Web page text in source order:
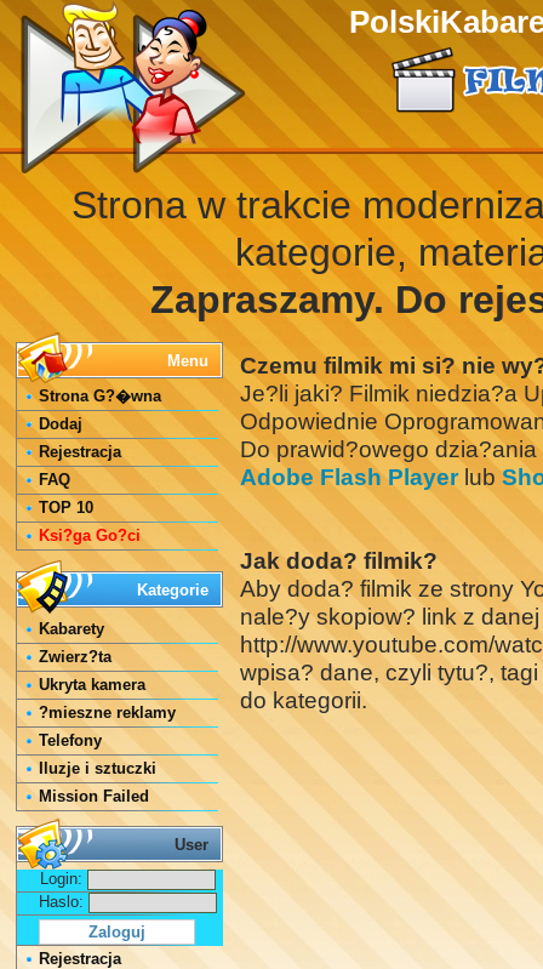
Strona w trakcie
kategorie,
Zapraszamy. Do
Menu
Strona G?�wna
Dodaj
Rejestracja
FAQ
TOP 10
Ksi?ga Go?ci
Kategorie
Kabarety
Zwierz?ta
Ukryta kamera
?mieszne reklamy
Telefony
Iluzje i sztuczki
Mission Failed
User
Login:
Haslo:
Rejestracja
Czemu filmik mi si? nie
Je?li jaki? Filmik niedzia?a
Odpowiednie
Do prawid?owego
Adobe Flash Playerlub
Jak doda? filmik?
Aby doda? filmik ze strony
nale?y skopiow? link z
http://www.youtube.com/
wpisa? dane, czyli tytu?,
do kategorii.